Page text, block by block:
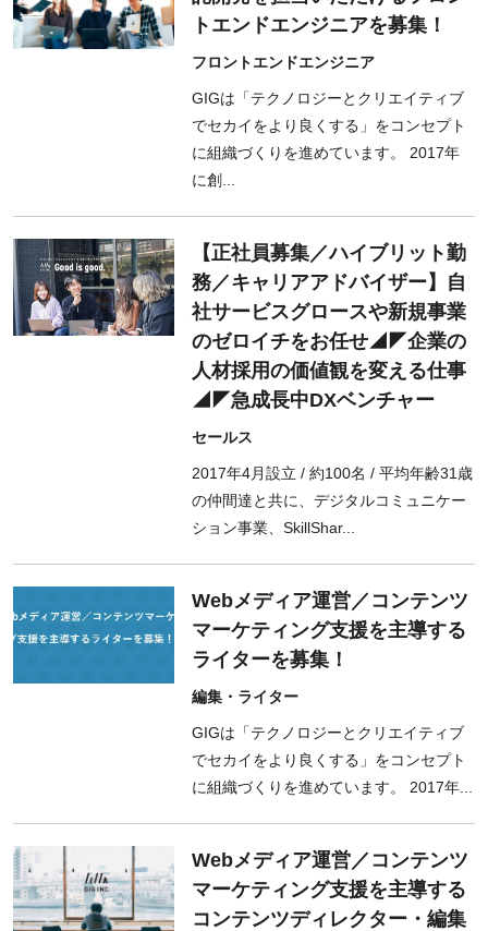
トエンドエンジニアを募集！
フロントエンドエンジニア
GIGは「テクノロジーとクリエイティブ
でセカイをより良くする」をコンセプト
に組織づくりを進めています。 2017年
に創...
【正社員募集／ハイブリット勤
務／キャリアアドバイザー】自
社サービスグロースや新規事業
のゼロイチをお任せ◢◤企業の
人材採用の価値観を変える仕事
◢◤急成長中DXベンチャー
セールス
2017年4月設立 / 約100名 / 平均年齢31歳
の仲間達と共に、デジタルコミュニケー
ション事業、SkillShar...
Webメディア運営／コンテンツ
マーケティング支援を主導する
ライターを募集！
編集・ライター
GIGは「テクノロジーとクリエイティブ
でセカイをより良くする」をコンセプト
に組織づくりを進めています。 2017年...
Webメディア運営／コンテンツ
マーケティング支援を主導する
コンテンツディレクター・編集